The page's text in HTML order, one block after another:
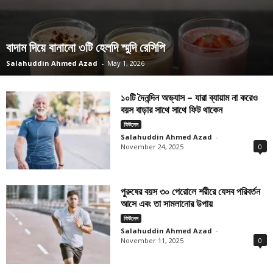
বাদাম দিয়ে বানানো ৩টি হেলদি স্মুদি রেসিপি
Salahuddin Ahmed Azad - May 1, 2026
১০টি দৈনন্দিন অভ্যাস – যারা ব্যায়াম না করেও
বয়স বাড়ার সাথে সাথে ফিট থাকেন
ফিটনেস
Salahuddin Ahmed Azad -
November 24, 2025
0
পুরুষের বয়স ৩০ পেরোলে শরীরে যেসব পরিবর্তন
আসে এবং তা সামলানোর উপায়
ফিটনেস
Salahuddin Ahmed Azad -
November 11, 2025
0